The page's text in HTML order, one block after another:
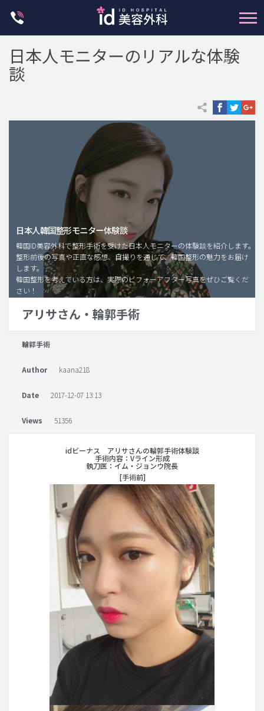
脂肪注入(アンチエイジング)
豊胸手術・バストアップ
プチ整形
脂肪吸引 (大容量)
idニュース
病院紹介
ご相談のお問い合わせ
日本人モニターのリアルな体験
談
日本人韓国整形モニター体験談
韓国ID美容外科で整形手術を受けた日本人モニターの体験談を紹介します。
整形前後の写真や正直な感想、自撮りを通じて、韓国整形の魅力をお届け
します。
韓国整形を考えている方は、実際のビフォーアフター写真をぜひご覧くだ
さい！
アリサさん・輪郭手術
輪郭手術
Author kaana218
Date 2017-12-07 13:13
Views 51356
idビーナス アリサさんの輪郭手術体験談
手術内容：Vライン形成
執刀医：イム・ジョンウ院長
[手術前]